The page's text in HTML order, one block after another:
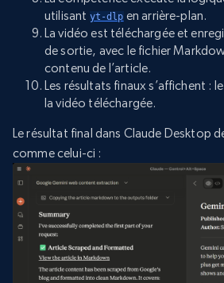
utilisant yt-dlp en arrière-plan.
La vidéo est téléchargée et
de sortie, avec le fichier
contenu de l’article.
Les résultats finaux s’affichent :
la vidéo téléchargée.
Le résultat final dans Claude Desktop
comme celui-ci :